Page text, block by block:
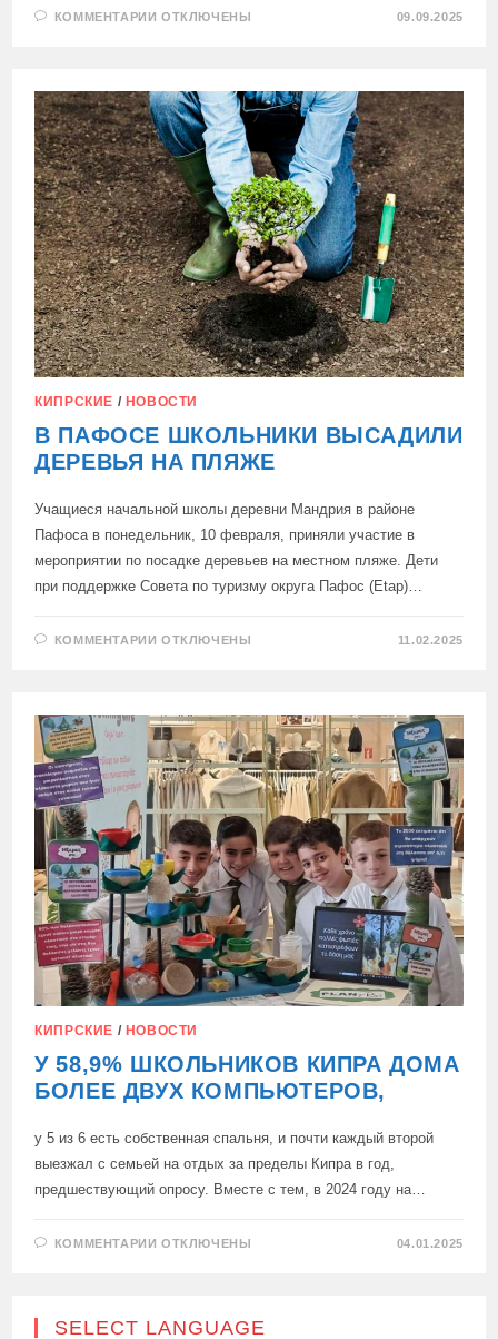
КОММЕНТАРИИ К
ОХРАННИКОВ
УЧЕБНЫХ
ЗАВЕДЕНИЙ
ОТКЛЮЧЕНЫ 09.09.2025
КИПРСКИЕ / НОВОСТИ
В ПАФОСЕ ШКОЛЬНИКИ ВЫСАДИЛИ
ДЕРЕВЬЯ НА ПЛЯЖЕ
Учащиеся начальной школы деревни Мандрия в районе
Пафоса в понедельник, 10 февраля, приняли участие в
мероприятии по посадке деревьев на местном пляже. Дети
при поддержке Совета по туризму округа Пафос (Etap)…
КОММЕНТАРИИ К
ВЫСАДИЛИ
ДЕРЕВЬЯ
НА
ПЛЯЖЕ
ОТКЛЮЧЕНЫ 11.02.2025
КИПРСКИЕ / НОВОСТИ
У 58,9% ШКОЛЬНИКОВ КИПРА ДОМА
БОЛЕЕ ДВУХ КОМПЬЮТЕРОВ,
у 5 из 6 есть собственная спальня, и почти каждый второй
выезжал с семьей на отдых за пределы Кипра в год,
предшествующий опросу. Вместе с тем, в 2024 году на…
КОММЕНТАРИИ К
ДОМА
ОТКЛЮЧЕНЫ 04.01.2025
SELECT LANGUAGE